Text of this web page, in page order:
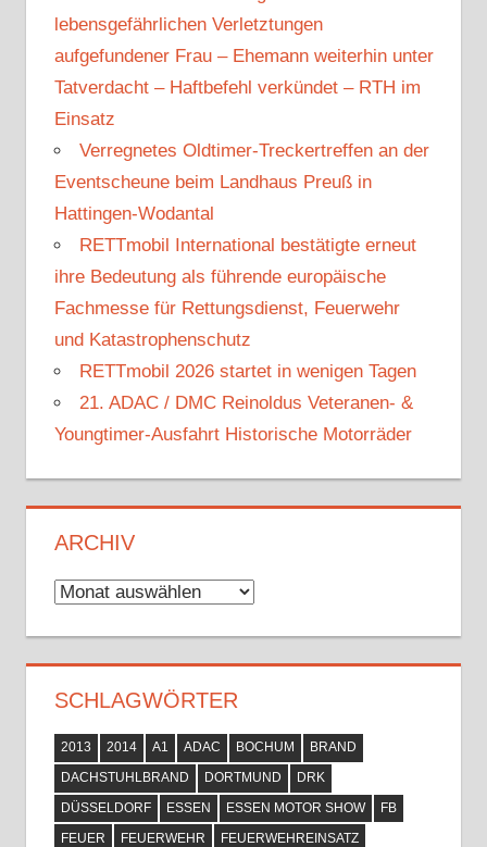
lebensgefährlichen Verletztungen
aufgefundener Frau – Ehemann weiterhin unter
Tatverdacht – Haftbefehl verkündet – RTH im
Einsatz
Verregnetes Oldtimer-Treckertreffen an der
Eventscheune beim Landhaus Preuß in
Hattingen-Wodantal
RETTmobil International bestätigte erneut
ihre Bedeutung als führende europäische
Fachmesse für Rettungsdienst, Feuerwehr
und Katastrophenschutz
RETTmobil 2026 startet in wenigen Tagen
21. ADAC / DMC Reinoldus Veteranen- &
Youngtimer-Ausfahrt Historische Motorräder
ARCHIV
Archiv
SCHLAGWÖRTER
2013 2014 A1 ADAC BOCHUM
BRAND
DACHSTUHLBRAND
DORTMUND
DRK
DÜSSELDORF
ESSEN ESSEN MOTOR SHOW
FB
FEUER
FEUERWEHR
FEUERWEHREINSATZ